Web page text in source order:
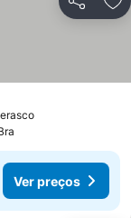
Partilhar
Ver preços